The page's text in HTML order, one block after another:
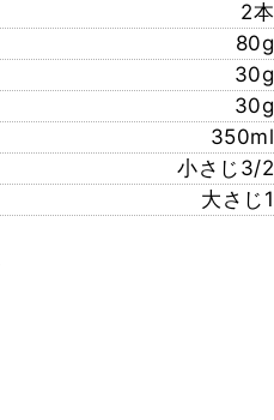
2本
80g
30g
30g
350ml
小さじ3/2
大さじ1